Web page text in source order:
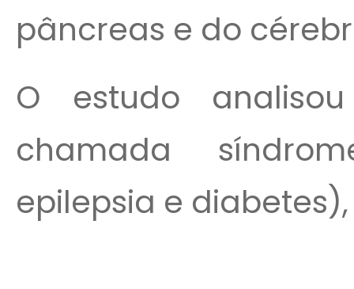
pâncreas e do
O estudo
chamada
epilepsia e